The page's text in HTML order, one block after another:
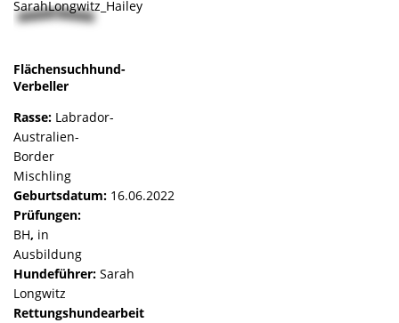
Flächensuchhund-
Verbeller
Rasse: Labrador-
Australien-
Border
Mischling
Geburtsdatum: 16.06.2022
Prüfungen:
BH, in
Ausbildung
Hundeführer: Sarah
Longwitz
Rettungshundearbeit